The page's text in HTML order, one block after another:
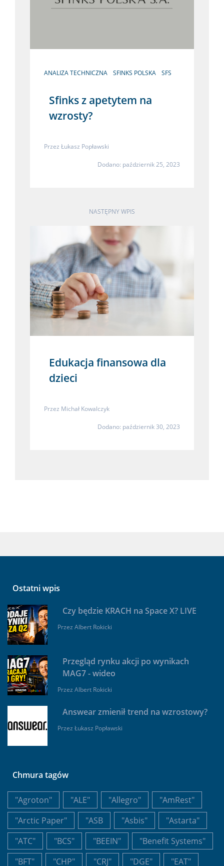
ANALIZA TECHNICZNA SFINKS POLSKA SFS
Sfinks z apetytem na
wzrosty?
Przez Łukasz Popławski
Dodano: październik 25, 2023
NASTĘPNY WPIS
Edukacja finansowa dla
dzieci
Przez Michał Kowalczyk
Dodano: październik 30, 2023
Ostatni wpis
Czy będzie KRACH na Space X? LIVE
Przez Albert Rokicki
Przegląd rynku akcji po wynikach
MAG7 - wideo
Przez Albert Rokicki
Answear zmienił trend na wzrostowy?
Przez Łukasz Popławski
Chmura tagów
"Agroton" "ALE" "Allegro"
"AmRest"
"Arctic Paper"
"ASB "Asbis"
"Astarta"
"ATC"
"BCS" "BEEIN"
"Benefit Systems"
"BFT"
"CHP" "CRJ" "DGE" "EAT"